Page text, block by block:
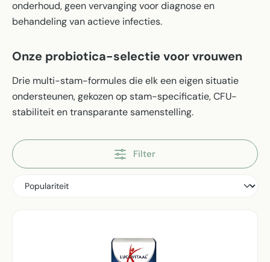
onderhoud, geen vervanging voor diagnose en
behandeling van actieve infecties.
Onze probiotica-selectie voor vrouwen
Drie multi-stam-formules die elk een eigen situatie
ondersteunen, gekozen op stam-specificatie, CFU-
stabiliteit en transparante samenstelling.
Filter